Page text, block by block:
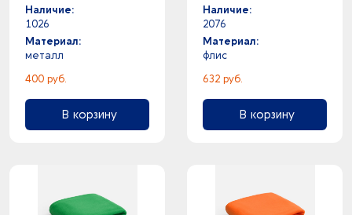
Наличие:
1026
Материал:
металл
400 руб.
В корзину
Наличие:
2076
Материал:
флис
632 руб.
В корзину